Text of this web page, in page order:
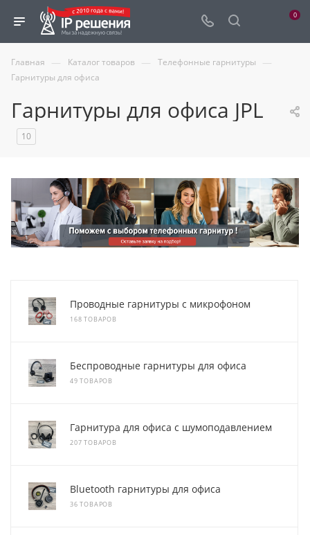
0
Главная — Каталог товаров — Телефонные гарнитуры —
Гарнитуры для офиса
Гарнитуры для офиса JPL
10
Проводные гарнитуры с микрофоном
168 ТОВАРОВ
Беспроводные гарнитуры для офиса
49 ТОВАРОВ
Гарнитура для офиса с шумоподавлением
207 ТОВАРОВ
Bluetooth гарнитуры для офиса
36 ТОВАРОВ